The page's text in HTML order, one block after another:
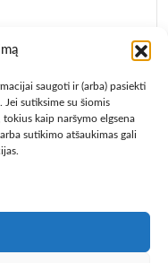
saugoti ir (arba) pasiekti
sutiksime su šiomis
kaip naršymo elgsena
sutikimo atšaukimas gali